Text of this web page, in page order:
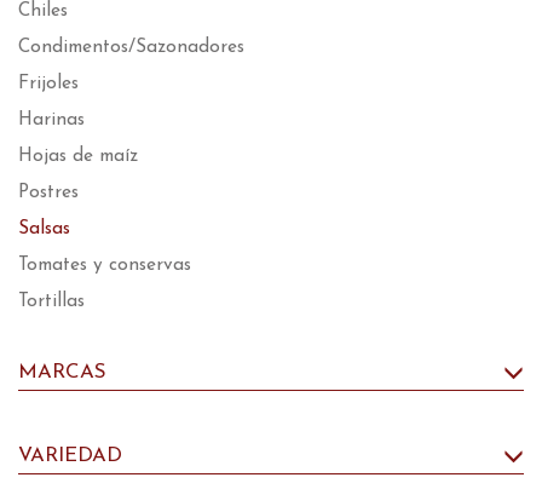
Chiles
Condimentos/Sazonadores
Frijoles
Harinas
Hojas de maíz
Postres
Salsas
Tomates y conservas
Tortillas
MARCAS
VARIEDAD